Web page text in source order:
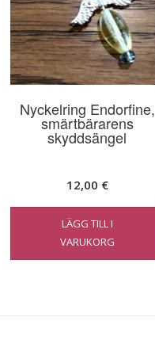
Nyckelring Endorfine,
smärtbärarens
skyddsängel
12,00 €
LÄGG TILL I
VARUKORG